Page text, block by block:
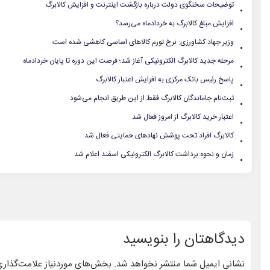
. توضیحات سخنگوی دولت درباره بازگشت اینترنت و افزایش کالابرگ
. افزایش مبلغ کالابرگ به خردادماه می‌رسد؟
. وزیر جهاد کشاورزی: نرخ تورم کالاهای اساسی کاهشی شده است
. مرحله جدید کالابرگ الکترونیکی آغاز شد؛ فرصت این دوره تا پایان خردادماه
. پاسخ رئیس بانک مرکزی به افزایش اعتبار کالابرگ
. ثبت‌نام جاماندگان کالابرگ فقط از این طریق انجام می‌شود
. اعتبار خرید کالابرگ از امروز فعال شد
. کالابرگ افراد تحت پوشش نهادهای حمایتی فعال شد
. زمان و نحوه برداشت کالابرگ الکترونیکی اسفند اعلام شد
دیدگاهتان را بنویسید
نشانی ایمیل شما منتشر نخواهد شد. بخش‌های موردنیاز